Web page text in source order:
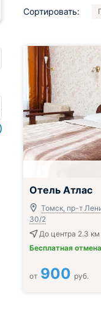
Сортировать:
Отель Атлас
Томск, пр-т
30/2
До центра 2.3 км
Бесплатная отмена
от 900 руб.